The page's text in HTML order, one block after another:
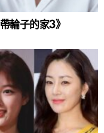
輪子的家3》